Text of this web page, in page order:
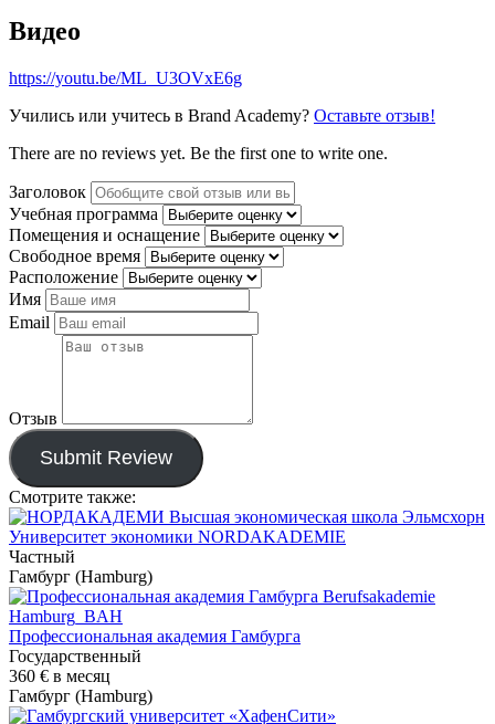
Видео
https://youtu.be/ML_U3OVxE6g
Учились или учитесь в Brand Academy? Оставьте отзыв!
There are no reviews yet. Be the first one to write one.
Заголовок
Учебная программа
Помещения и оснащение
Свободное время
Расположение
Имя
Email
Отзыв
Submit Review
Смотрите также:
Университет экономики NORDAKADEMIE
Частный
Гамбург (Hamburg)
Профессиональная академия Гамбурга
Государственный
360 € в месяц
Гамбург (Hamburg)